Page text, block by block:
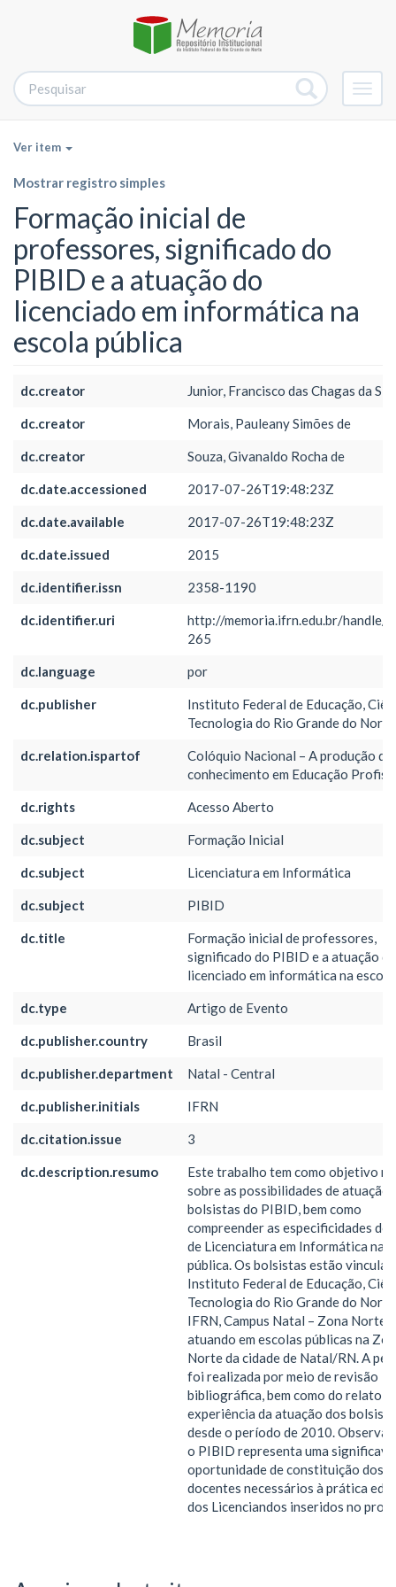
Ver item
Mostrar registro simples
Formação inicial de
professores, significado do
PIBID e a atuação do
licenciado em informática na
escola pública
dc.creator Junior, Francisco das Chagas da
dc.creator Morais, Pauleany Simões de
dc.creator Souza, Givanaldo Rocha de
dc.date.accessioned 2017-07-26T19:48:23Z
dc.date.available 2017-07-26T19:48:23Z
dc.date.issued 2015
dc.identifier.issn 2358-1190
dc.identifier.uri
http://memoria.ifrn.edu.br/handle/
265
dc.language por
dc.publisher
Instituto Federal de Educação,
Tecnologia do Rio Grande do Norte
dc.relation.ispartof
Colóquio Nacional – A produção do
conhecimento em Educação
dc.rights Acesso Aberto
dc.subject Formação Inicial
dc.subject Licenciatura em Informática
dc.subject PIBID
dc.title
Formação inicial de professores,
significado do PIBID e a atuação do
licenciado em informática na
dc.type Artigo de Evento
dc.publisher.country Brasil
dc.publisher.department Natal - Central
dc.publisher.initials IFRN
dc.citation.issue 3
dc.description.resumo
Este trabalho tem como objetivo
sobre as possibilidades de atuação
bolsistas do PIBID, bem como
compreender as especificidades do
de Licenciatura em Informática na
pública. Os bolsistas estão
Instituto Federal de Educação,
Tecnologia do Rio Grande do
IFRN, Campus Natal – Zona Norte,
atuando em escolas públicas na
Norte da cidade de Natal/RN. A
foi realizada por meio de revisão
bibliográfica, bem como do relato
experiência da atuação dos
desde o período de 2010. Observa-
o PIBID representa uma significava
oportunidade de constituição dos
docentes necessários à prática
dos Licenciandos inseridos no